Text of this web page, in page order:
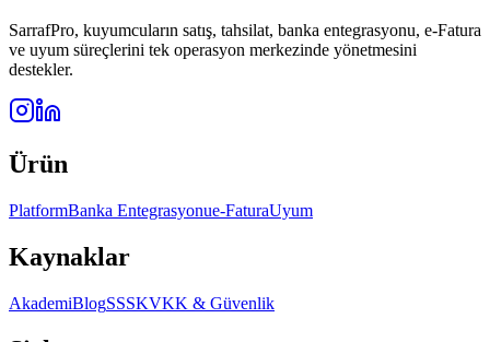
SarrafPro, kuyumcuların satış, tahsilat, banka entegrasyonu, e-Fatura
ve uyum süreçlerini tek operasyon merkezinde yönetmesini
destekler.
Ürün
PlatformBanka Entegrasyonue-FaturaUyum
Kaynaklar
AkademiBlogSSSKVKK & Güvenlik